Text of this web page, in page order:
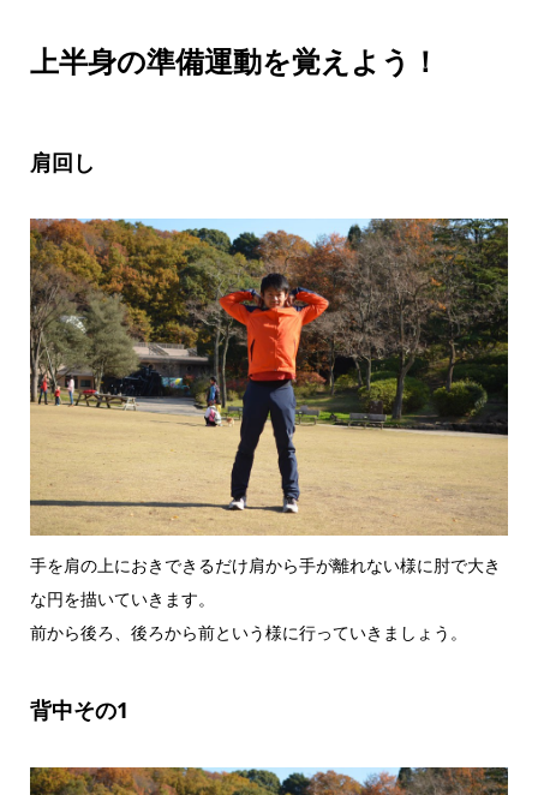
上半身の準備運動を覚えよう！
肩回し
手を肩の上におきできるだけ肩から手が離れない様に肘で大き
な円を描いていきます。
前から後ろ、後ろから前という様に行っていきましょう。
背中その1